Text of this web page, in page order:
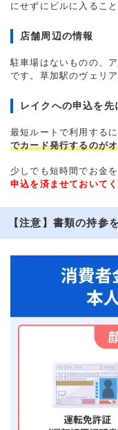
にせずにビルに入ること
店舗周辺の情報
駐車場はないものの、
です。草加駅のヴェリ
レイクへの申込を先
最短ルートで利用するに
でカード発行するのが
少しでも短時間でお金
申込を済ませておいてく
【注意】書類の持参